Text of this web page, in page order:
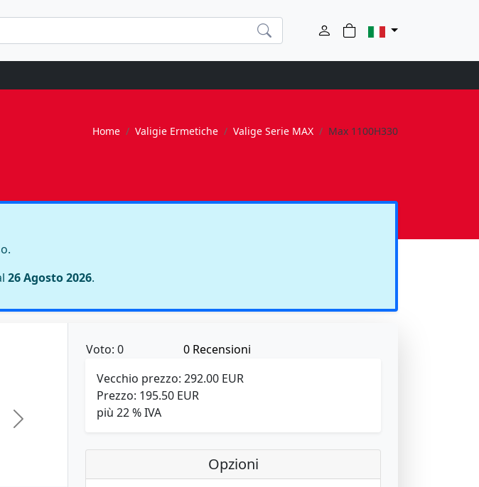
Home Valigie Ermetiche Valige Serie MAX Max 1100H330
26 Agosto 2026.
Next
Voto: 0
0 Recensioni
Vecchio prezzo: 292.00 EUR
Prezzo: 195.50 EUR
più 22 % IVA
Opzioni